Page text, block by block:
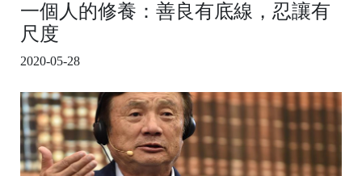
一個人的修養：善良有底線，忍讓有
尺度
2020-05-28